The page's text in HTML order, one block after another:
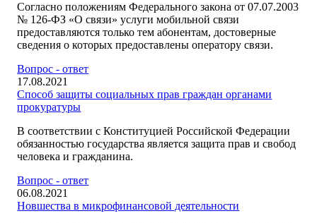
Согласно положениям Федерального закона от 07.07.2003
№ 126-ФЗ «О связи» услуги мобильной связи
предоставляются только тем абонентам, достоверные
сведения о которых предоставлены оператору связи.
Вопрос - ответ
17.08.2021
Способ защиты социальных прав граждан органами
прокуратуры
В соответствии с Конституцией Российской Федерации
обязанностью государства является защита прав и свобод
человека и гражданина.
Вопрос - ответ
06.08.2021
Новшества в микрофинансовой деятельности